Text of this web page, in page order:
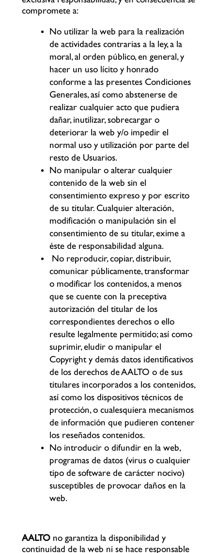
compromete a:
No utilizar la web para la realización
de actividades contrarias a la ley, a la
moral, al orden público, en general, y
hacer un uso lícito y honrado
conforme a las presentes Condiciones
Generales, así como abstenerse de
realizar cualquier acto que pudiera
dañar, inutilizar, sobrecargar o
deteriorar la web y/o impedir el
normal uso y utilización por parte del
resto de Usuarios.
No manipular o alterar cualquier
contenido de la web sin el
consentimiento expreso y por escrito
de su titular. Cualquier alteración,
modificación o manipulación sin el
consentimiento de su titular, exime a
éste de responsabilidad alguna.
No reproducir, copiar, distribuir,
comunicar públicamente, transformar
o modificar los contenidos, a menos
que se cuente con la preceptiva
autorización del titular de los
correspondientes derechos o ello
resulte legalmente permitido; así como
suprimir, eludir o manipular el
Copyright y demás datos identificativos
de los derechos deAALTO o de sus
titulares incorporados a los contenidos,
así como los dispositivos técnicos de
protección, o cualesquiera mecanismos
de información que pudieren contener
los reseñados contenidos.
No introducir o difundir en la web,
programas de datos (virus o cualquier
tipo de software de carácter nocivo)
susceptibles de provocar daños en la
web.
AALTO no garantiza la disponibilidad y
continuidad de la web ni se hace responsable